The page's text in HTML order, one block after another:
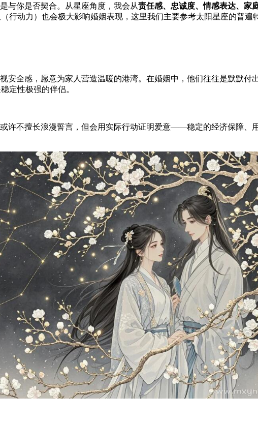
与你是否契合。从星座角度，我会从责任感、忠诚度、情感表达、家
行动力）也会极大影响婚姻表现，这里我们主要参考太阳星座的普遍
安全感，愿意为家人营造温暖的港湾。在婚姻中，他们往往是默默
定性极强的伴侣。
许不擅长浪漫誓言，但会用实际行动证明爱意——稳定的经济保障、